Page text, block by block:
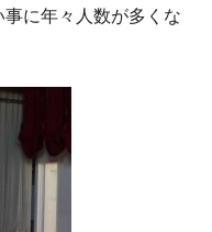
に年々人数が多くな